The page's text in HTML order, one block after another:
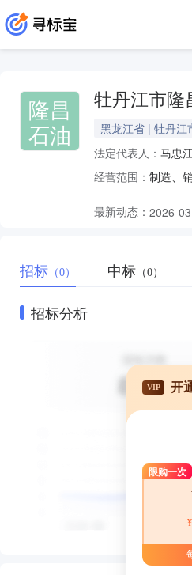
隆昌
石油
牡丹江市隆
黑龙江省 | 牡丹江
法定代表人： 马忠
经营范围：
最新动态： 2026-
招标 （0） 中标 （0）
招标分析
VIP 开
限购一次
¥